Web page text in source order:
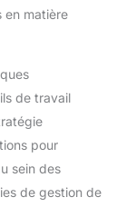
en matière
de travail
pour
sein des
de gestion de